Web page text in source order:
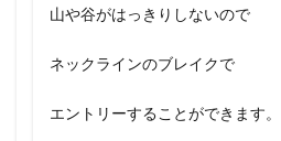
山や谷がはっきりしないので
ネックラインのブレイクで
エントリーすることができます。